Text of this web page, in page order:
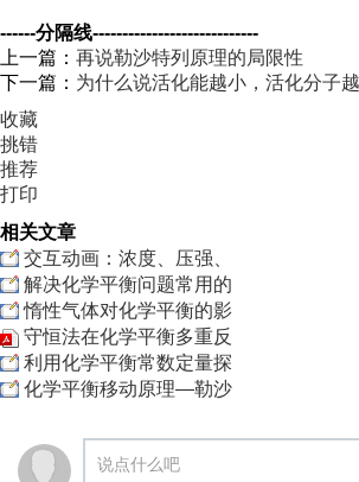
------分隔线----------------------------
上一篇： 再说勒沙特列原理的局限性
下一篇： 为什么说活化能越小，活化分子
收藏
挑错
推荐
打印
相关文章
交互动画：浓度、压强、
解决化学平衡问题常用的
惰性气体对化学平衡的影
守恒法在化学平衡多重反
利用化学平衡常数定量探
化学平衡移动原理—勒沙
说点什么吧